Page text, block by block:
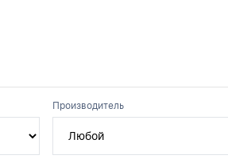
Производитель